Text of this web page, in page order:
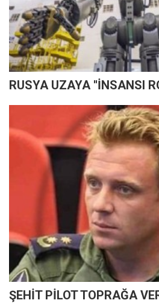
RUSYA UZAYA ''İNSANSI
ŞEHİT PİLOT TOPRAĞA